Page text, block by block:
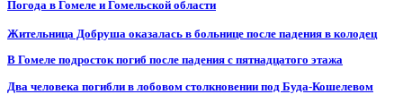
Погода в Гомеле и Гомельской области
Жительница Добруша оказалась в больнице после падения в колодец
В Гомеле подросток погиб после падения с пятнадцатого этажа
Два человека погибли в лобовом столкновении под Буда-Кошелевом